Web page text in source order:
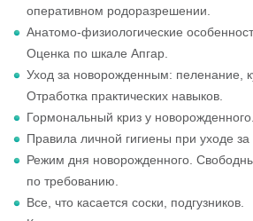
оперативном родоразрешении.
Анатомо-физиологические
Оценка по шкале Апгар.
Уход за новорожденным: пеленание,
Отработка практических навыков.
Гормональный криз у новорожденного.
Правила личной гигиены при уходе
Режим дня новорожденного.
по требованию.
Все, что касается соски, подгузников.